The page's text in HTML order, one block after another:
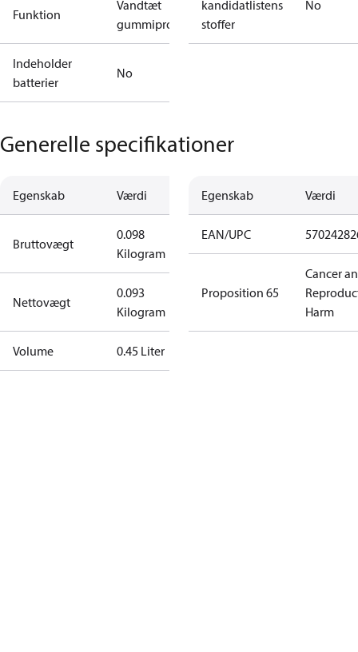
Funktion
Vandtæt
gummiprop
Indeholder
batterier
No
kandidatlistens
stoffer
No
Generelle specifikationer
Egenskab Værdi
Bruttovægt
0.098
Kilogram
Nettovægt
0.093
Kilogram
Volume 0.45 Liter
Egenskab Værdi
EAN/UPC
Proposition 65
Cancer
Harm